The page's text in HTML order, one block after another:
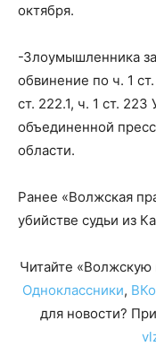
октября.
-Злоумышленника
обвинение по ч. 1
ст. 222.1, ч. 1 ст.
объединенной
области.
Ранее «Волжская
убийстве судьи из
Читайте «Волжскую
Одноклассники,
для новости?